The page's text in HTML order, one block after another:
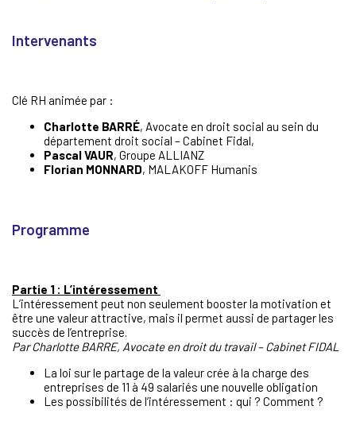
Intervenants
Clé RH animée par :
Charlotte BARRÉ, Avocate en droit social au sein du
département droit social – Cabinet Fidal,
Pascal VAUR, Groupe ALLIANZ
Florian MONNARD, MALAKOFF Humanis
Programme
Partie 1 : L’intéressement
L’intéressement peut non seulement booster la motivation et
être une valeur attractive, mais il permet aussi de partager les
succès de l’entreprise.
Par Charlotte BARRE, Avocate en droit du travail – Cabinet FIDAL
La loi sur le partage de la valeur crée à la charge des
entreprises de 11 à 49 salariés une nouvelle obligation
Les possibilités de l’intéressement : qui ? Comment ?